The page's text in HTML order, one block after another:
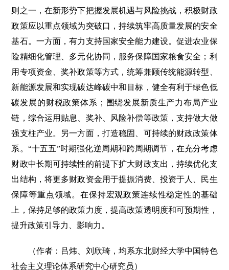
则之一，在新形势下把握发展机遇与风险挑战，积极财政
政策应以重点领域为突破口，持续筑牢高质量发展的安全
基石。一方面，有力支持国家安全能力建设。促进农业保
险精细化管理、多元化协同，服务保障国家粮食安全；利
用专项资金、奖补政策等方式，统筹兼顾传统能源转型、
新能源发展和实现碳达峰碳中和目标，健全有利于绿色低
碳发展的财税政策体系；围绕发展新质生产力布局产业
链，综合运用贴息、奖补、风险补偿等政策，支持做大做
强支柱产业。另一方面，打造稳固、可持续的财政政策体
系。“十五五”时期强化逆周期和跨周期调节，在充分考虑
财政中长期可持续性的前提下扩大财政支出，持续优化支
出结构，将更多财政资金用于提振消费、投资于人、民生
保障等重点领域。在保持宏观政策连续性稳定性的基础
上，保持足够的政策力度，提高政策透明度和可预期性，
提升政策引导力、影响力。
（作者：吕炜、刘欣琦，均系东北财经大学中国特色
社会主义理论体系研究中心研究员）